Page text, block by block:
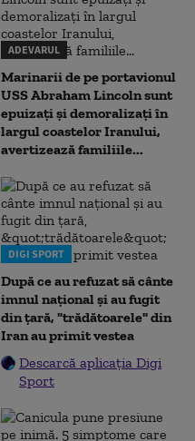
ADEVARUL
Marinarii de pe portavionul
USS Abraham Lincoln sunt
epuizați și demoralizați în
largul coastelor Iranului,
avertizează familiile...
DIGI SPORT
După ce au refuzat să cânte
imnul naţional şi au fugit
din ţară, "trădătoarele" din
Iran au primit vestea
Descarcă aplicația Digi
Sport